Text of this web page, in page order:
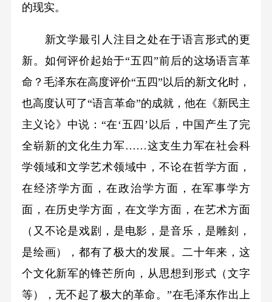
的现实。
新文学最引人注目之处在于语言形式的更
新。如何评价起始于“五四”前后的这场语言革
命？毛泽东在高度评价“五四”以后的新文化时，
也高度认可了“语言革命”的成就，他在《新民主
主义论》中说：“在‘五四’以后，中国产生了完
全崭新的文化生力军……这支生力军在社会科
学领域和文学艺术领域中，不论在哲学方面，
在经济学方面，在政治学方面，在军事学方
面，在历史学方面，在文学方面，在艺术方面
（又不论是戏剧，是电影，是音乐，是雕刻，
是绘画），都有了极大的发展。二十年来，这
个文化新军的锋芒所向，从思想到形式（文字
等），无不起了极大的革命。”在毛泽东作出上